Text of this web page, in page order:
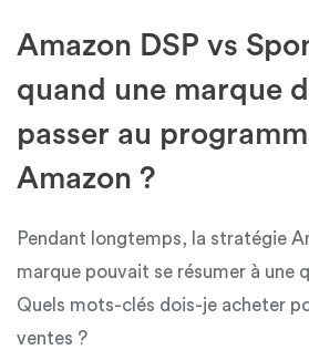
Amazon DSP vs
quand une marque
passer au
Amazon ?
Pendant longtemps, la stratégie
marque pouvait se résumer à une
Quels mots-clés dois-je acheter
ventes ?